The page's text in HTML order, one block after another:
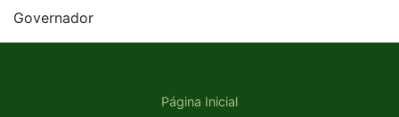
Governador
Página Inicial